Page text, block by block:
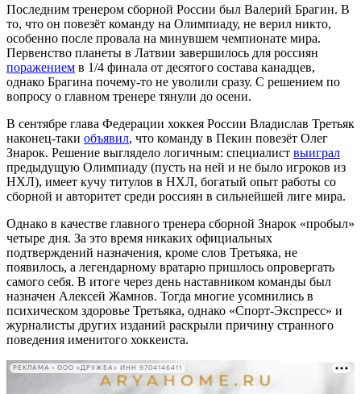
Последним тренером сборной России был Валерий Брагин. В
то, что он повезёт команду на Олимпиаду, не верил никто,
особенно после провала на минувшем чемпионате мира.
Первенство планеты в Латвии завершилось для россиян
поражением в 1/4 финала от десятого состава канадцев,
однако Брагина почему-то не уволили сразу. С решением по
вопросу о главном тренере тянули до осени.
В сентябре глава Федерации хоккея России Владислав Третьяк
наконец-таки объявил, что команду в Пекин повезёт Олег
Знарок. Решение выглядело логичным: специалист выиграл
предыдущую Олимпиаду (пусть на ней и не было игроков из
НХЛ), имеет кучу титулов в НХЛ, богатый опыт работы со
сборной и авторитет среди россиян в сильнейшей лиге мира.
Однако в качестве главного тренера сборной Знарок «пробыл»
четыре дня. За это время никаких официальных
подтверждений назначения, кроме слов Третьяка, не
появилось, а легендарному вратарю пришлось опровергать
самого себя. В итоге через день наставником команды был
назначен Алексей Жамнов. Тогда многие усомнились в
психическом здоровье Третьяка, однако «Спорт-Экспресс» и
журналисты других изданий раскрыли причину странного
поведения именитого хоккеиста.
РЕКЛАМА • ООО «ДРУЖБА» ИНН 9704146411